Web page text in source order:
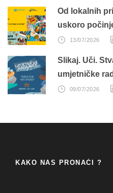
Od lokalnih
uskoro
13/07/2026
Slikaj. Uči.
umjetničke
09/07/2026
KAKO NAS PRONAĆI ?